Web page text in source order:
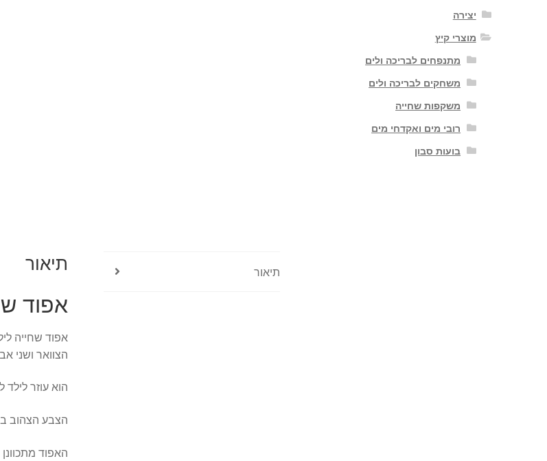
תיאור תיאור
אפוד
אפוד שחייה
הצוואר ושני
הוא עוזר
הצבע הצהוב
האפוד מתכוונן ומתאים
יצירה
מוצרי קיץ
מתנפחים לבריכה ולים
משחקים לבריכה ולים
משקפות שחייה
רובי מים ואקדחי מים
בועות סבון